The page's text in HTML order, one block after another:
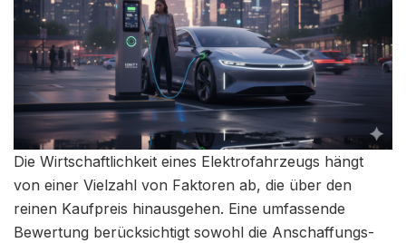
Die Wirtschaftlichkeit eines Elektrofahrzeugs hängt
von einer Vielzahl von Faktoren ab, die über den
reinen Kaufpreis hinausgehen. Eine umfassende
Bewertung berücksichtigt sowohl die Anschaffungs-